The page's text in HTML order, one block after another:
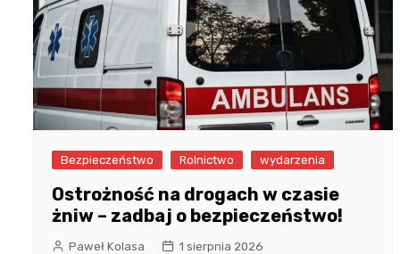
Bezpieczeństwo Rolnictwo wydarzenia
Ostrożność na drogach w czasie
żniw – zadbaj o bezpieczeństwo!
Paweł Kolasa 1 sierpnia 2026